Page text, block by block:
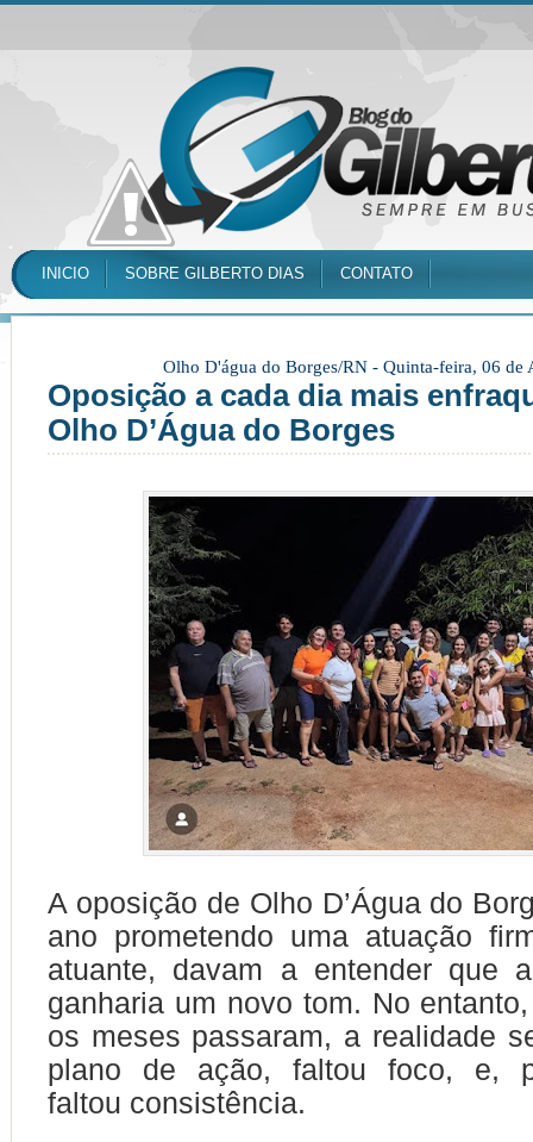
INICIO SOBRE GILBERTO DIAS CONTATO
Olho D'água do Borges/RN - Quinta-feira, 06 de
Oposição a cada dia mais
Olho D’Água do Borges
A oposição de Olho D’Água do
ano prometendo uma atuação
atuante, davam a entender que
ganharia um novo tom. No
os meses passaram, a realidade
plano de ação, faltou foco, e,
faltou consistência.